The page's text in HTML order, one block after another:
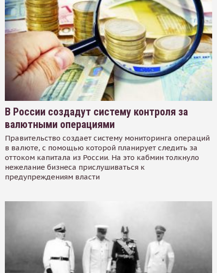
В России создадут систему контроля за
валютными операциями
Правительство создает систему мониторинга операций
в валюте, с помощью которой планирует следить за
оттоком капитала из России. На это кабмин толкнуло
нежелание бизнеса прислушиваться к
предупреждениям власти